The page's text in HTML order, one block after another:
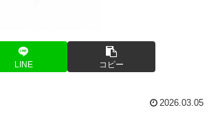
LINE コピー
2026.03.05